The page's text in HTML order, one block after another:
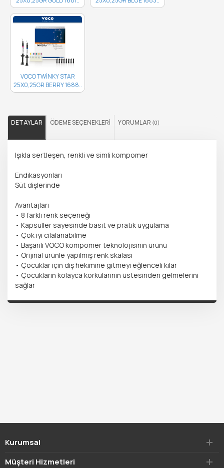
VOCO TWİNKY STAR
25X0,25GR BERRY 1688..
DETAYLAR ÖDEME SEÇENEKLERI YORUMLAR (0)
Işıkla sertleşen, renkli ve simli kompomer
Endikasyonları
Süt dişlerinde
Avantajları
• 8 farklı renk seçeneği
• Kapsüller sayesinde basit ve pratik uygulama
• Çok iyi cilalanabilme
• Başarılı VOCO kompomer teknolojisinin ürünü
• Orijinal ürünle yapılmış renk skalası
• Çocuklar için diş hekimine gitmeyi eğlenceli kılar
• Çocukların kolayca korkularının üstesinden gelmelerini
sağlar
Kurumsal
Müşteri Hizmetleri